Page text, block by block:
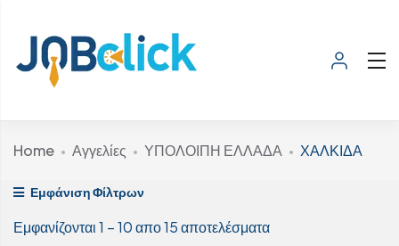
Home Αγγελίες ΥΠΟΛΟΙΠΗ ΕΛΛΑΔΑ ΧΑΛΚΙΔΑ
Εμφάνιση Φίλτρων
Εμφανίζονται1 –10απο 15 αποτελέσματα